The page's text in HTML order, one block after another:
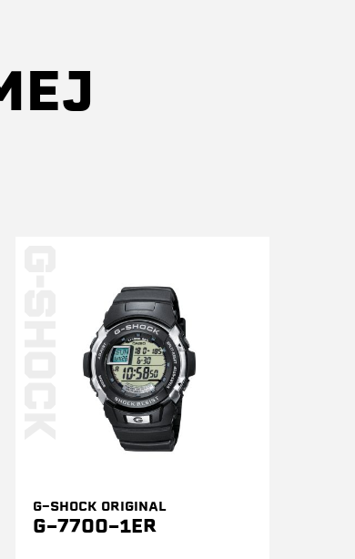
G-SHOCK ORIGINAL
G-7700-1ER